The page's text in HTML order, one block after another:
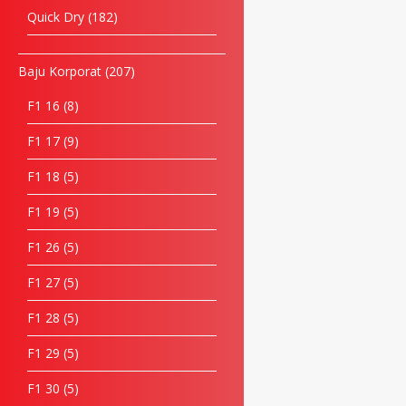
Quick Dry 182
Baju Korporat 207
F1 16 8
F1 17 9
F1 18 5
F1 19 5
F1 26 5
F1 27 5
F1 28 5
F1 29 5
F1 30 5